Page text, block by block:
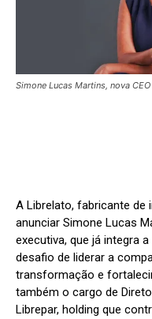
Simone Lucas Martins, nova
A Librelato, fabricante de
anunciar Simone Lucas
executiva, que já integra
desafio de liderar a
transformação e
também o cargo de
Librepar, holding que